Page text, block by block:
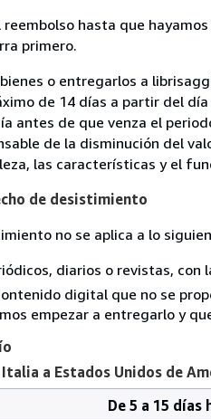
hasta que
primero.
o entregarlos a
de 14 días a partir del
antes de que venza el
de la disminución del
las características y el
de desistimiento
no se aplica a lo
diarios o revistas, con
digital que no se
empezar a entregarlo y
a Estados Unidos de
De 5 a 15 días